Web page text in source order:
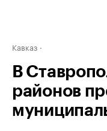
Кавказ
В
районов